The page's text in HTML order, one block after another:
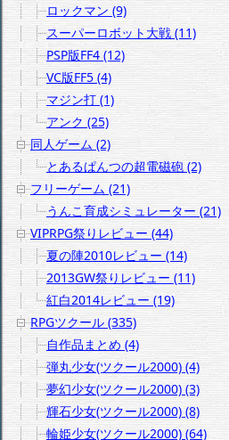
ロックマン (9)
スーパーロボット大戦 (11)
PSP版FF4 (12)
VC版FF5 (4)
マジン打 (1)
アンク (25)
同人ゲーム (2)
とあるぱんつの超電磁砲 (2)
フリーゲーム (21)
うんこ育成シミュレーター (21)
VIPRPG祭りレビュー (44)
夏の陣2010レビュー (14)
2013GW祭りレビュー (11)
紅白2014レビュー (19)
RPGツクール (335)
自作品まとめ (4)
弾丸少女(ツクール2000) (4)
夢幻少女(ツクール2000) (3)
輝石少女(ツクール2000) (8)
輪姫少女(ツクール2000) (64)